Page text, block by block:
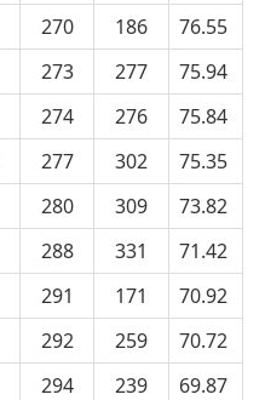
270 186
76.55
273 277
75.94
274 276
75.84
277 302
75.35
280 309
73.82
288 331
71.42
291 171
70.92
292 259
70.72
294 239
69.87